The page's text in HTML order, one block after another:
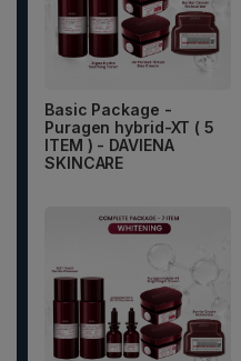
Basic Package -
Puragen hybrid-XT ( 5
ITEM ) - DAVIENA
SKINCARE